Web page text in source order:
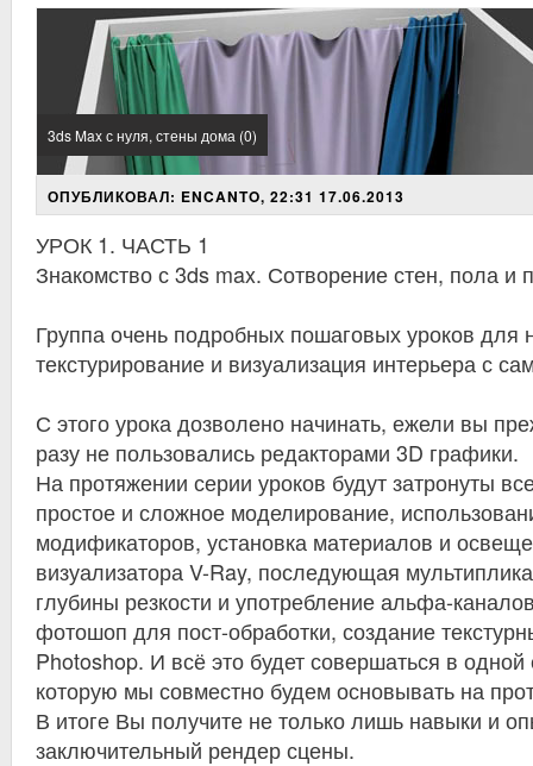
3ds Max с нуля, стены дома (0)
ОПУБЛИКОВАЛ: ENCANTO, 22:31 17.06.2013
УРОК 1. ЧАСТЬ 1
Знакомство с 3ds max. Сотворение стен, пола и
Группа очень подробных пошаговых уроков для
текстурирование и визуализация интерьера с
С этого урока дозволено начинать, ежели вы
разу не пользовались редакторами 3D графики.
На протяжении серии уроков будут затронуты
простое и сложное моделирование,
модификаторов, установка материалов и
визуализатора V-Ray, последующая
глубины резкости и употребление альфа-
фотошоп для пост-обработки, создание
Photoshop. И всё это будет совершаться в
которую мы совместно будем основывать на
В итоге Вы получите не только лишь навыки и
заключительный рендер сцены.